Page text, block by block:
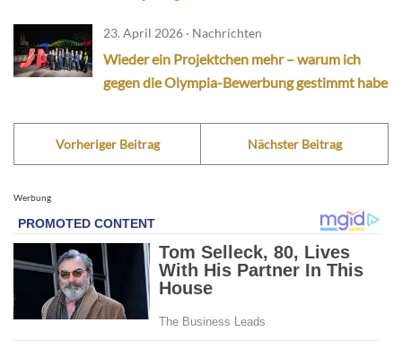
23. April 2026 · Nachrichten
Wieder ein Projektchen mehr – warum ich
gegen die Olympia-Bewerbung gestimmt habe
Vorheriger Beitrag Nächster Beitrag
Werbung